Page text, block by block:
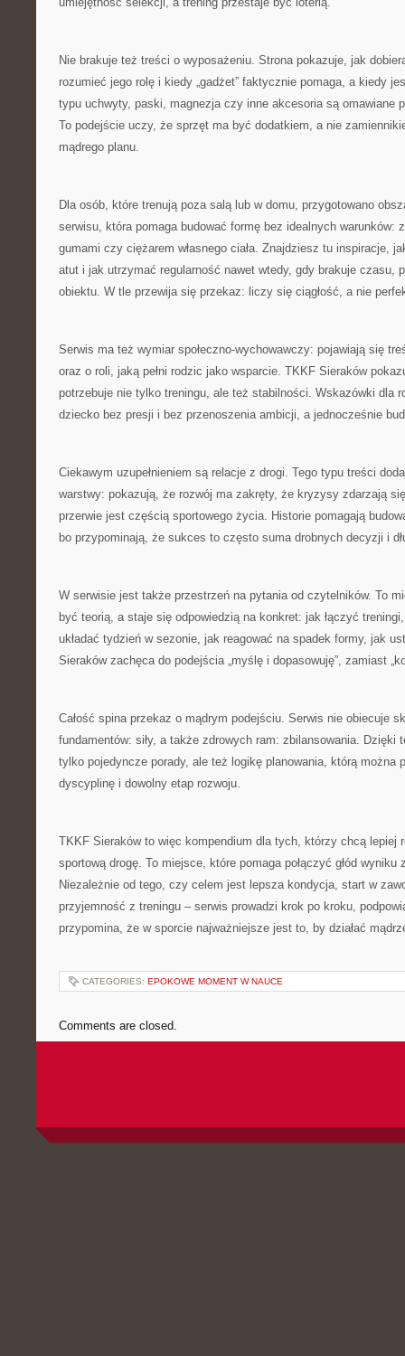
Nie brakuje też treści o wyposażeniu. Strona pokazuje, jak
rozumieć jego rolę i kiedy „gadżet” faktycznie pomaga, a kiedy
typu uchwyty, paski, magnezja czy inne akcesoria są omawiane
To podejście uczy, że sprzęt ma być dodatkiem, a nie
mądrego planu.
Dla osób, które trenują poza salą lub w domu, przygotowano
serwisu, która pomaga budować formę bez idealnych warunków:
gumami czy ciężarem własnego ciała. Znajdziesz tu inspiracje,
atut i jak utrzymać regularność nawet wtedy, gdy brakuje czasu,
obiektu. W tle przewija się przekaz: liczy się ciągłość, a nie
Serwis ma też wymiar społeczno-wychowawczy: pojawiają się
oraz o roli, jaką pełni rodzic jako wsparcie. TKKF Sieraków
potrzebuje nie tylko treningu, ale też stabilności. Wskazówki dla
dziecko bez presji i bez przenoszenia ambicji, a jednocześnie
Ciekawym uzupełnieniem są relacje z drogi. Tego typu treści
warstwy: pokazują, że rozwój ma zakręty, że kryzysy zdarzają
przerwie jest częścią sportowego życia. Historie pomagają
bo przypominają, że sukces to często suma drobnych decyzji i
W serwisie jest także przestrzeń na pytania od czytelników. To
być teorią, a staje się odpowiedzią na konkret: jak łączyć
układać tydzień w sezonie, jak reagować na spadek formy, jak
Sieraków zachęca do podejścia „myślę i dopasowuję”, zamiast
Całość spina przekaz o mądrym podejściu. Serwis nie obiecuje
fundamentów: siły, a także zdrowych ram: zbilansowania. Dzięki
tylko pojedyncze porady, ale też logikę planowania, którą można
dyscyplinę i dowolny etap rozwoju.
TKKF Sieraków to więc kompendium dla tych, którzy chcą lepiej
sportową drogę. To miejsce, które pomaga połączyć głód wyniku
Niezależnie od tego, czy celem jest lepsza kondycja, start w
przyjemność z treningu – serwis prowadzi krok po kroku,
przypomina, że w sporcie najważniejsze jest to, by działać
CATEGORIES: EPOKOWE MOMENT W NAUCE
Comments are closed.